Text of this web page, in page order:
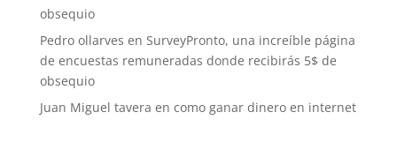
obsequio
Pedro ollarves en SurveyPronto, una increíble página
de encuestas remuneradas donde recibirás 5$ de
obsequio
Juan Miguel tavera en como ganar dinero en internet